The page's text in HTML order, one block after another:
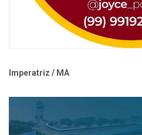
Imperatriz / MA